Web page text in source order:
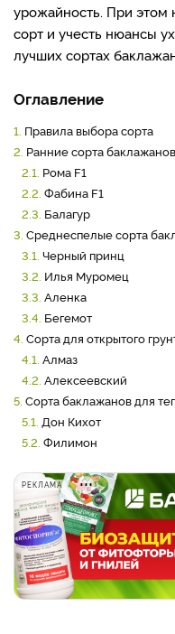
урожайность. При этом
сорт и учесть нюансы
лучших сортах
Оглавление
1. Правила выбора сорта
2. Ранние сорта баклажанов
2.1. Рома F1
2.2. Фабина F1
2.3. Балагур
3. Среднеспелые сорта
3.1. Черный принц
3.2. Илья Муромец
3.3. Аленка
3.4. Бегемот
4. Сорта для открытого
4.1. Алмаз
4.2. Алексеевский
5. Сорта баклажанов для
5.1. Дон Кихот
5.2. Филимон
РЕКЛАМА